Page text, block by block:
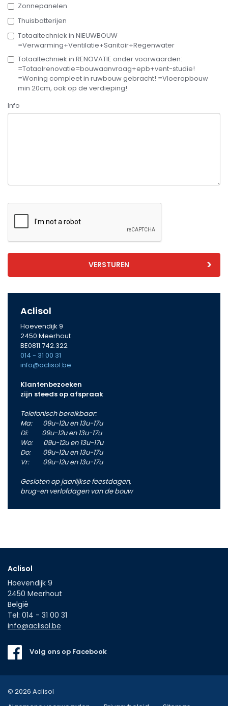
Zonnepanelen
Thuisbatterijen
Totaaltechniek in NIEUWBOUW
=Verwarming+Ventilatie+Sanitair+Regenwater
Totaaltechniek in RENOVATIE onder voorwaarden:
=Totaalrenovatie=bouwaanvraag+epb+vent-studie!
=Woning compleet in ruwbouw gebracht! =Vloeropbouw
min 20cm, ook op de verdieping!
Info
VERSTUREN
Aclisol
Hoevendijk 9
2450 Meerhout
BE0811.742.322
014 - 31 00 31
info@aclisol.be
Klantenbezoeken
zijn steeds op afspraak
Telefonisch bereikbaar:
Ma: 09u-12u en 13u-17u
Di: 09u-12u en 13u-17u
Wo: 09u-12u en 13u-17u
Do: 09u-12u en 13u-17u
Vr: 09u-12u en 13u-17u
Gesloten op jaarlijkse feestdagen,
brug-en verlofdagen van de bouw
Aclisol
Hoevendijk 9
2450 Meerhout
België
Tel: 014 - 31 00 31
info@aclisol.be
Volg ons op Facebook
© 2026 Aclisol